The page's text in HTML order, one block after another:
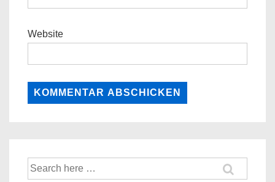
Website
Suche
nach: